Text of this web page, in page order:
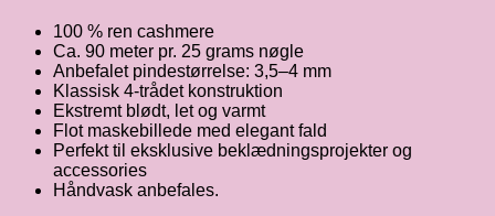
100 % ren cashmere
Ca. 90 meter pr. 25 grams nøgle
Anbefalet pindestørrelse: 3,5–4 mm
Klassisk 4-trådet konstruktion
Ekstremt blødt, let og varmt
Flot maskebillede med elegant fald
Perfekt til eksklusive beklædningsprojekter og
accessories
Håndvask anbefales.